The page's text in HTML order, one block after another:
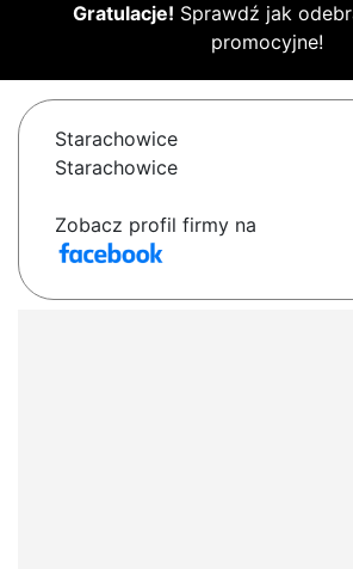
Gratulacje! Sprawdź jak
promocyjne!
Starachowice
Starachowice
Zobacz profil firmy na